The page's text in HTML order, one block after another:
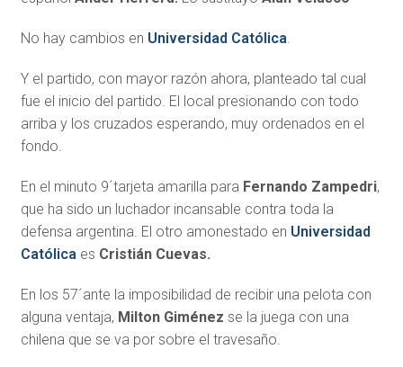
No hay cambios en Universidad Católica.
Y el partido, con mayor razón ahora, planteado tal cual
fue el inicio del partido. El local presionando con todo
arriba y los cruzados esperando, muy ordenados en el
fondo.
En el minuto 9´tarjeta amarilla para Fernando Zampedri,
que ha sido un luchador incansable contra toda la
defensa argentina. El otro amonestado en Universidad
Católicaes Cristián Cuevas.
En los 57´ante la imposibilidad de recibir una pelota con
alguna ventaja, Milton Giménez se la juega con una
chilena que se va por sobre el travesaño.